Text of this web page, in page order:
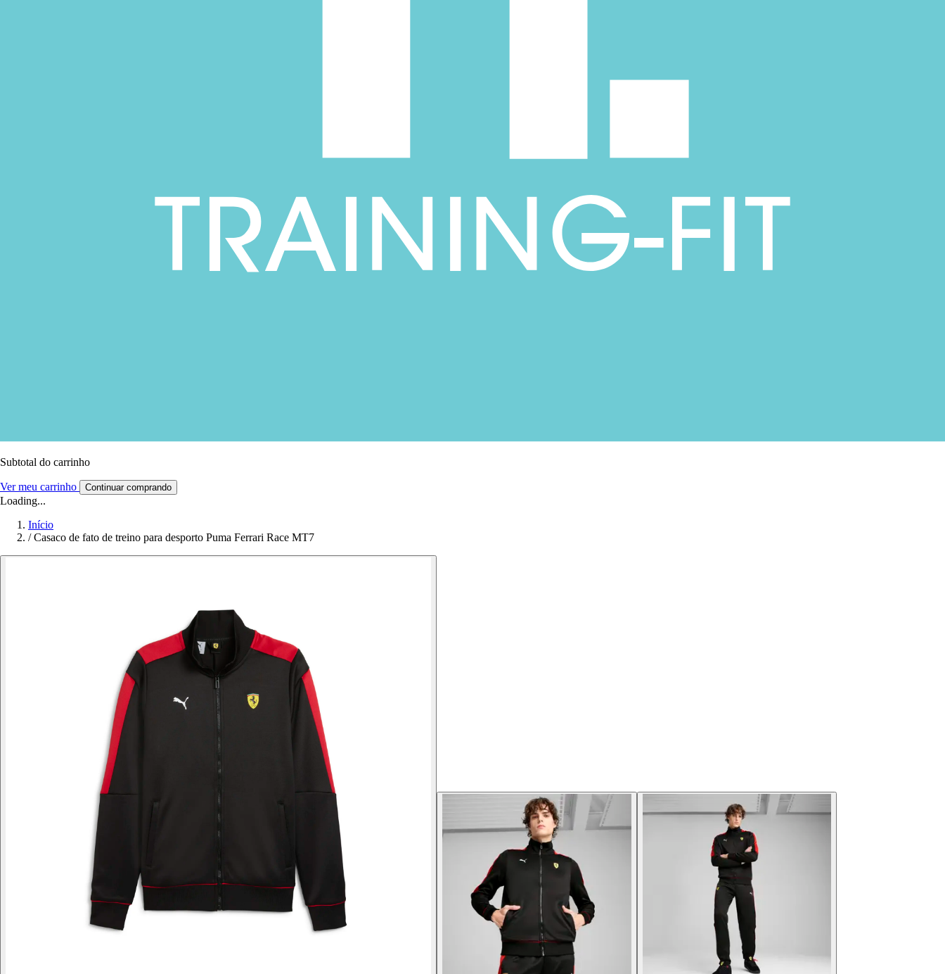
Subtotal do carrinho
Ver meu carrinho Continuar comprando
Loading...
Início
/ Casaco de fato de treino para desporto Puma Ferrari Race MT7